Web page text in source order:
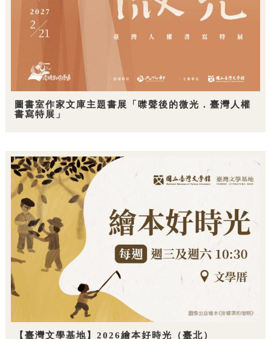
圖書室作家文庫主題書展「噤聲後的微光．臺灣人權
書寫特展」
【臺灣文學基地】2026繪本好時光（臺北）